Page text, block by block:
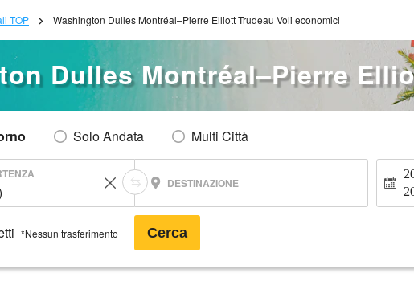
TOP Washington Dulles Montréal–Pierre Elliott Trudeau Voli economici
Dulles Montréal–Pierre
Solo Andata Multi Città
DESTINAZIONE
*Nessun trasferimento Cerca